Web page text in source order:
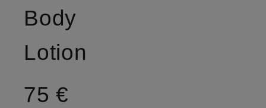
Body
Lotion
75 €